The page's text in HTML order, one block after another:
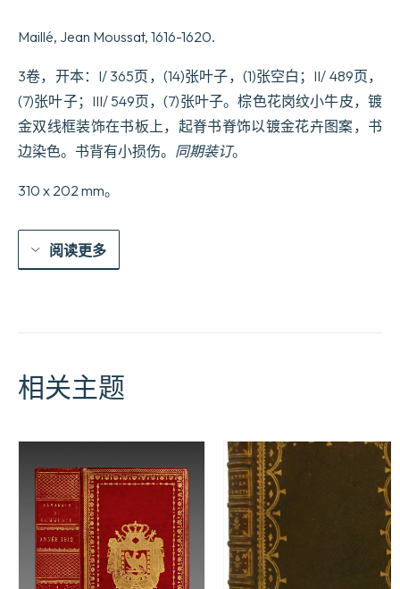
l'an
数
Maillé, Jean Moussat, 1616-1620.
3卷，开本：I/ 365页，(14)张叶子，(1)张空白；II/ 489页，
(7)张叶子；III/ 549页，(7)张叶子。棕色花岗纹小牛皮，镀
金双线框装饰在书板上，起脊书脊饰以镀金花卉图案，书
边染色。书背有小损伤。 同期装订。
310 x 202 mm。
阅读更多
相关主题